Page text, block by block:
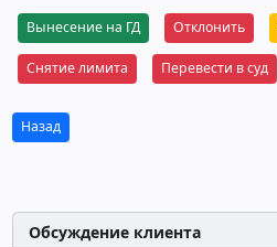
Вынесение на ГД Отклонить
Снятие лимита Перевести в суд
Назад
Обсуждение клиента